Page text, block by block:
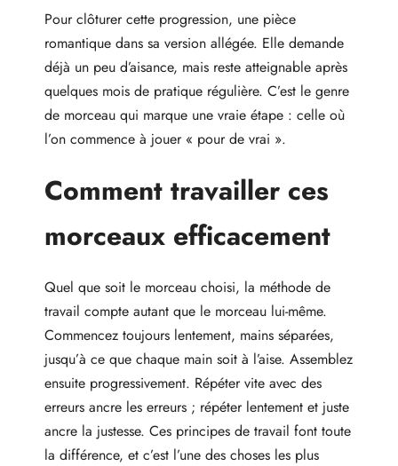
Pour clôturer cette progression, une pièce
romantique dans sa version allégée. Elle demande
déjà un peu d’aisance, mais reste atteignable après
quelques mois de pratique régulière. C’est le genre
de morceau qui marque une vraie étape : celle où
l’on commence à jouer « pour de vrai ».
Comment travailler ces
morceaux efficacement
Quel que soit le morceau choisi, la méthode de
travail compte autant que le morceau lui-même.
Commencez toujours lentement, mains séparées,
jusqu’à ce que chaque main soit à l’aise. Assemblez
ensuite progressivement. Répéter vite avec des
erreurs ancre les erreurs ; répéter lentement et juste
ancre la justesse. Ces principes de travail font toute
la différence, et c’est l’une des choses les plus